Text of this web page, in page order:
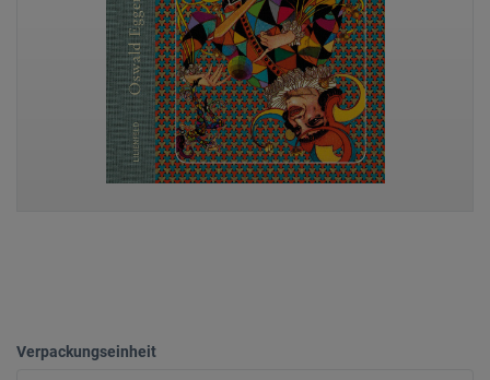
Verpackungseinheit